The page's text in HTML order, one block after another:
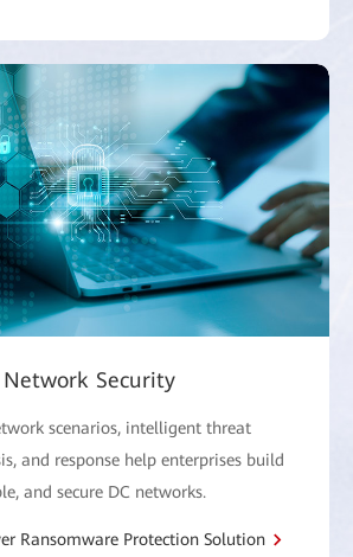
Security
scenarios, intelligent threat
and response help enterprises build
and secure DC networks.
Ransomware Protection Solution